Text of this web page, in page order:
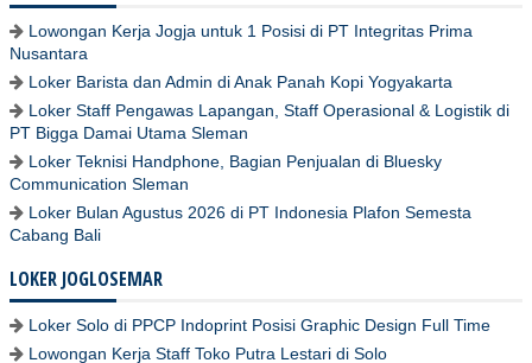
Lowongan Kerja Jogja untuk 1 Posisi di PT Integritas Prima
Nusantara
Loker Barista dan Admin di Anak Panah Kopi Yogyakarta
Loker Staff Pengawas Lapangan, Staff Operasional & Logistik di
PT Bigga Damai Utama Sleman
Loker Teknisi Handphone, Bagian Penjualan di Bluesky
Communication Sleman
Loker Bulan Agustus 2026 di PT Indonesia Plafon Semesta
Cabang Bali
LOKER JOGLOSEMAR
Loker Solo di PPCP Indoprint Posisi Graphic Design Full Time
Lowongan Kerja Staff Toko Putra Lestari di Solo